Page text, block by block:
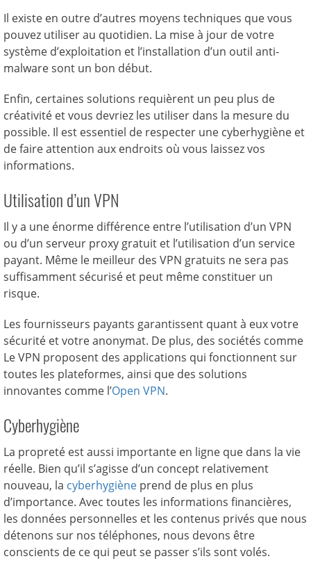
Il existe en outre d’autres moyens techniques que vous
pouvez utiliser au quotidien. La mise à jour de votre
système d’exploitation et l’installation d’un outil anti-
malware sont un bon début.
Enfin, certaines solutions requièrent un peu plus de
créativité et vous devriez les utiliser dans la mesure du
possible. Il est essentiel de respecter une cyberhygiène et
de faire attention aux endroits où vous laissez vos
informations.
Utilisation d’un VPN
Il y a une énorme différence entre l’utilisation d’un VPN
ou d’un serveur proxy gratuit et l’utilisation d’un service
payant. Même le meilleur des VPN gratuits ne sera pas
suffisamment sécurisé et peut même constituer un
risque.
Les fournisseurs payants garantissent quant à eux votre
sécurité et votre anonymat. De plus, des sociétés comme
Le VPN proposent des applications qui fonctionnent sur
toutes les plateformes, ainsi que des solutions
innovantes comme l’Open VPN.
Cyberhygiène
La propreté est aussi importante en ligne que dans la vie
réelle. Bien qu’il s’agisse d’un concept relativement
nouveau, la cyberhygiène prend de plus en plus
d’importance. Avec toutes les informations financières,
les données personnelles et les contenus privés que nous
détenons sur nos téléphones, nous devons être
conscients de ce qui peut se passer s’ils sont volés.